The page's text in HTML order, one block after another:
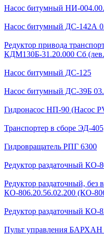
Насос битумный НИ-
Насос битумный ДС-142А
Редуктор привода
КДМ130Б-31.20.000 Сб
Насос битумный ДС-125
Насос битумный ДС-39Б
Гидронасос НП-90 (Насос
Транспортер в сборе ЭД-
Гидровращатель РПГ 6300
Редуктор раздаточный КО-
Редуктор раздаточный, без
КО-806.20.56.02.200 (КО-
Редуктор раздаточный КО-
Пульт управления